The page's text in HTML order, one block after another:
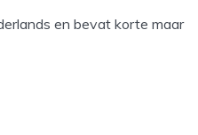
en bevat korte maar